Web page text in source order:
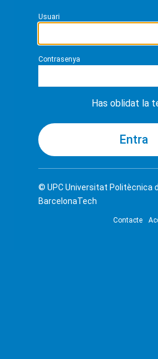
Usuari
Contrasenya
Has oblidat la
© UPCUniversitat Politècnica
BarcelonaTech
Contacte